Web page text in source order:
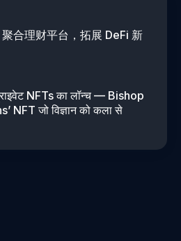
合理财平台，拓展 DeFi 新
NFTs का लॉन्च — Bishop
NFT जो विज्ञान को कला से